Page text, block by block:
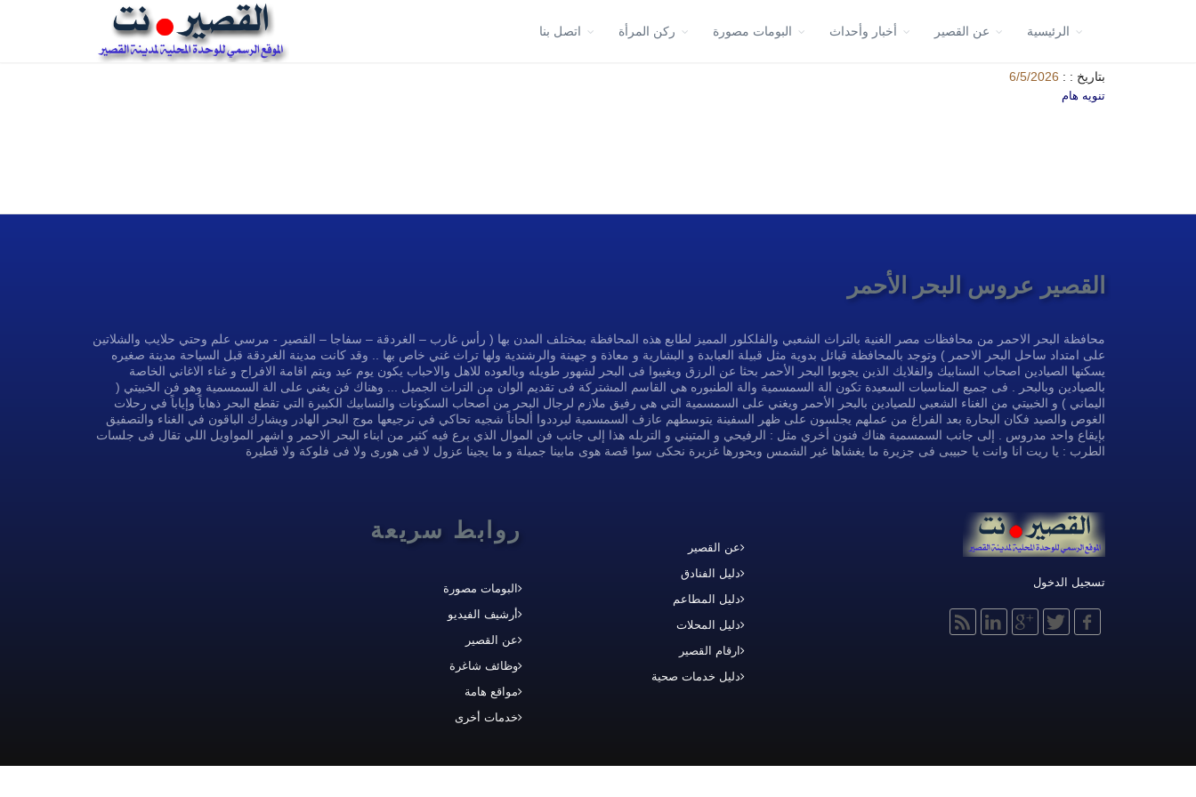
الرئيسية عن القصير أخبار وأحداث البومات مصورة ركن المرأة اتصل بنا
بتاريخ : : 6/5/2026
تنويه هام
القصير عروس البحر الأحمر
محافظة البحر الاحمر من محافظات مصر الغنية بالتراث الشعبي والفلكلور المميز لطابع هذه المحافظة بمختلف المدن بها ( رأس غارب – الغردقة – سفاجا – القصير - مرسي علم وحتي حلايب والشلاتين
على امتداد ساحل البحر الاحمر ) وتوجد بالمحافظة قبائل بدوية مثل قبيلة العبابدة و البشارية و معاذة و جهينة والرشندية ولها تراث غني خاص بها .. وقد كانت مدينة الغردقة قبل السياحة مدينة صغيره
يسكنها الصيادين اصحاب السنابيك والفلايك الذين يجوبوا البحر الأحمر بحثا عن الرزق ويغيبوا فى البحر لشهور طويله وبالعوده للاهل والاحباب يكون يوم عيد ويتم اقامة الافراح و غناء الاغاني الخاصة
بالصيادين وبالبحر . فى جميع المناسبات السعيدة تكون الة السمسمية والة الطنبوره هي القاسم المشتركة فى تقديم الوان من التراث الجميل ... وهناك فن يغني على الة السمسمية وهو فن الخبيتي (
اليماني ) و الخبيتي من الغناء الشعبي للصيادين بالبحر الأحمر ويغني على السمسمية التي هي رفيق ملازم لرجال البحر من أصحاب السكونات والنسابيك الكبيرة التي تقطع البحر ذهاباً وإياباً في رحلات
الغوص والصيد فكان البحارة بعد الفراغ من عملهم يجلسون على ظهر السفينة يتوسطهم عازف السمسمية ليرددوا ألحاناً شجيه تحاكي في ترجيعها موج البحر الهادر ويشارك الباقون في الغناء والتصفيق
بإيقاع واحد مدروس . إلى جانب السمسمية هناك فنون أخري مثل : الرفيحي و المتيني و التربله هذا إلى جانب فن الموال الذي برع فيه كثير من ابناء البحر الاحمر و اشهر المواويل اللي تقال فى جلسات
الطرب : يا ريت انا وانت يا حبيبى فى جزيرة ما يغشاها غير الشمس وبحورها غزيرة نحكى سوا قصة هوى مابينا جميلة و ما يجينا عزول لا فى هورى ولا فى فلوكة ولا قطيرة
تسجيل الدخول
عن القصير
دليل الفنادق
دليل المطاعم
دليل المحلات
ارقام القصير
دليل خدمات صحية
روابط سريعة
البومات مصورة
أرشيف الفيديو
عن القصير
وظائف شاغرة
مواقع هامة
خدمات أخرى